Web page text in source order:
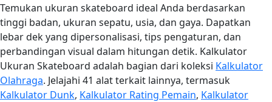
Temukan ukuran skateboard ideal Anda berdasarkan
tinggi badan, ukuran sepatu, usia, dan gaya. Dapatkan
lebar dek yang dipersonalisasi, tips pengaturan, dan
perbandingan visual dalam hitungan detik. Kalkulator
Ukuran Skateboard adalah bagian dari koleksi Kalkulator
Olahraga. Jelajahi 41 alat terkait lainnya, termasuk
Kalkulator Dunk, Kalkulator Rating Pemain, Kalkulator